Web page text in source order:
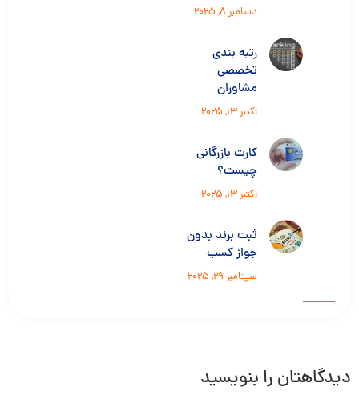
دسامبر 8, 2025
رتبه بندی
تخصصی
مشاوران
اکتبر 13, 2025
کارت بازرگانی
چیست؟
اکتبر 13, 2025
ثبت برند بدون
جواز کسب
سپتامبر 29, 2025
دیدگاهتان را بنویسید